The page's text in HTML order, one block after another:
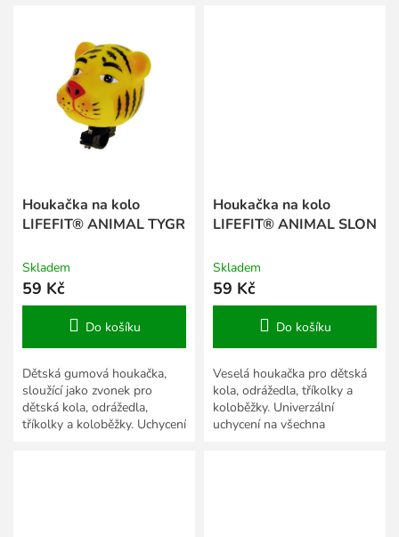
Houkačka na kolo
LIFEFIT® ANIMAL TYGR
Skladem
59 Kč
Do košíku
Dětská gumová houkačka,
sloužící jako zvonek pro
dětská kola, odrážedla,
tříkolky a koloběžky. Uchycení
Houkačka na kolo
LIFEFIT® ANIMAL SLON
Skladem
59 Kč
Do košíku
Veselá houkačka pro dětská
kola, odrážedla, tříkolky a
koloběžky. Univerzální
uchycení na všechna